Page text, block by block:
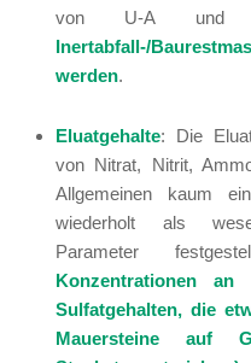
von U-A und
Inertabfall-/
werden.
Eluatgehalte: Die
von Nitrat, Nitrit,
Allgemeinen kaum
wiederholt als
Parameter
Konzentrationen
Sulfatgehalten, die
Mauersteine auf